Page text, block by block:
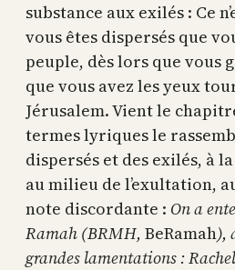
substance aux exilés : Ce
vous êtes dispersés que
peuple, dès lors que vous
que vous avez les yeux
Jérusalem. Vient le
termes lyriques le
dispersés et des exilés, à
au milieu de l’exultation,
note discordante : On a
Ramah (BRMH, BeRamah),
grandes lamentations :